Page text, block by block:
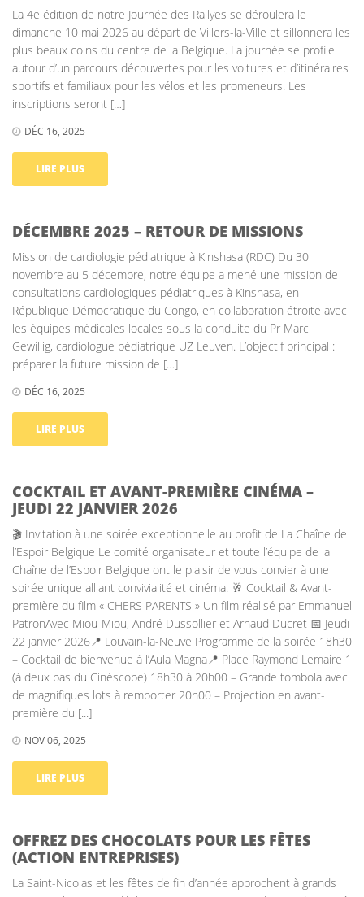
La 4e édition de notre Journée des Rallyes se déroulera le
dimanche 10 mai 2026 au départ de Villers-la-Ville et sillonnera les
plus beaux coins du centre de la Belgique. La journée se profile
autour d’un parcours découvertes pour les voitures et d’itinéraires
sportifs et familiaux pour les vélos et les promeneurs. Les
inscriptions seront […]
DÉC 16, 2025
LIRE PLUS
DÉCEMBRE 2025 – RETOUR DE MISSIONS
Mission de cardiologie pédiatrique à Kinshasa (RDC) Du 30
novembre au 5 décembre, notre équipe a mené une mission de
consultations cardiologiques pédiatriques à Kinshasa, en
République Démocratique du Congo, en collaboration étroite avec
les équipes médicales locales sous la conduite du Pr Marc
Gewillig, cardiologue pédiatrique UZ Leuven. L’objectif principal :
préparer la future mission de […]
DÉC 16, 2025
LIRE PLUS
COCKTAIL ET AVANT-PREMIÈRE CINÉMA –
JEUDI 22 JANVIER 2026
🎬 Invitation à une soirée exceptionnelle au profit de La Chaîne de
l’Espoir Belgique Le comité organisateur et toute l’équipe de la
Chaîne de l’Espoir Belgique ont le plaisir de vous convier à une
soirée unique alliant convivialité et cinéma. 🥂 Cocktail & Avant-
première du film « CHERS PARENTS » Un film réalisé par Emmanuel
PatronAvec Miou-Miou, André Dussollier et Arnaud Ducret 📅 Jeudi
22 janvier 2026📍 Louvain-la-Neuve Programme de la soirée 18h30
– Cocktail de bienvenue à l’Aula Magna📍 Place Raymond Lemaire 1
(à deux pas du Cinéscope) 18h30 à 20h00 – Grande tombola avec
de magnifiques lots à remporter 20h00 – Projection en avant-
première du [...]
NOV 06, 2025
LIRE PLUS
OFFREZ DES CHOCOLATS POUR LES FÊTES
(ACTION ENTREPRISES)
La Saint-Nicolas et les fêtes de fin d’année approchent à grands